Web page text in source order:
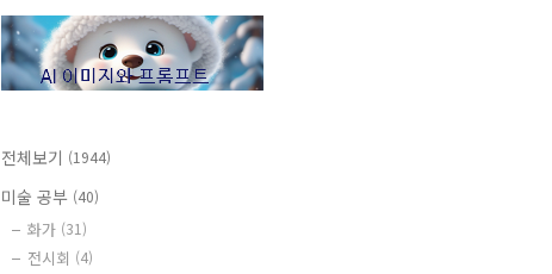
전체보기 (1944)
미술 공부 (40)
화가 (31)
전시회 (4)